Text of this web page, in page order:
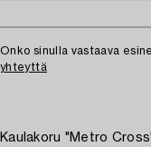
Onko sinulla vastaava
yhteyttä
Kaulakoru "Metro